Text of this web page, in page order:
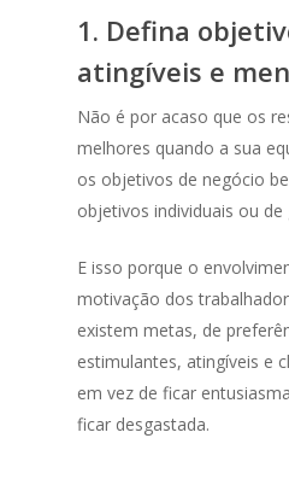
1. Defina
atingíveis e
Não é por acaso que os
melhores quando a sua
os objetivos de negócio
objetivos individuais ou de
E isso porque o
motivação dos
existem metas, de
estimulantes, atingíveis e
em vez de ficar
ficar desgastada.